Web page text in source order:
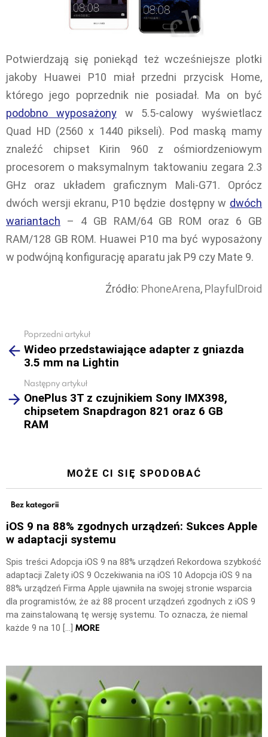
Potwierdzają się poniekąd też wcześniejsze plotki
jakoby Huawei P10 miał przedni przycisk Home,
którego jego poprzednik nie posiadał. Ma on być
podobno wyposażonyw 5.5-calowy wyświetlacz
Quad HD (2560 x 1440 pikseli). Pod maską mamy
znaleźć chipset Kirin 960 z ośmiordzeniowym
procesorem o maksymalnym taktowaniu zegara 2.3
GHz oraz układem graficznym Mali-G71. Oprócz
dwóch wersji ekranu, P10 będzie dostępny w dwóch
wariantach – 4 GB RAM/64 GB ROM oraz 6 GB
RAM/128 GB ROM. Huawei P10 ma być wyposażony
w podwójną konfigurację aparatu jak P9 czy Mate 9.
Źródło: PhoneArena, PlayfulDroid
more
Poprzedni artykuł
Wideo przedstawiające adapter z gniazda
3.5 mm na Lightin
Następny artykuł
OnePlus 3T z czujnikiem Sony IMX398,
chipsetem Snapdragon 821 oraz 6 GB
RAM
MOŻE CI SIĘ SPODOBAĆ
Bez kategorii
iOS 9 na 88% zgodnych urządzeń: Sukces Apple
w adaptacji systemu
Spis treści Adopcja iOS 9 na 88% urządzeń Rekordowa szybkość
adaptacji Zalety iOS 9 Oczekiwania na iOS 10 Adopcja iOS 9 na
88% urządzeń Firma Apple ujawniła na swojej stronie wsparcia
dla programistów, że aż 88 procent urządzeń zgodnych z iOS 9
ma zainstalowaną tę wersję systemu. To oznacza, że niemal
każde 9 na 10 […] MORE